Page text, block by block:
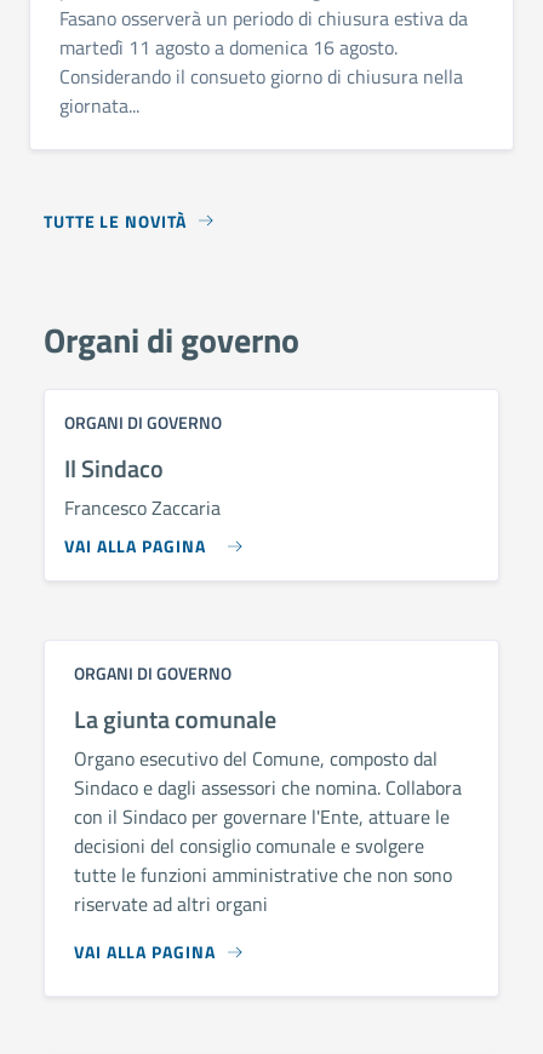
Fasano osserverà un periodo di chiusura estiva da
martedì 11 agosto a domenica 16 agosto.
Considerando il consueto giorno di chiusura nella
giornata...
TUTTE LE NOVITÀ
Organi di governo
ORGANI DI GOVERNO
Il Sindaco
Francesco Zaccaria
VAI ALLA PAGINA
ORGANI DI GOVERNO
La giunta comunale
Organo esecutivo del Comune, composto dal
Sindaco e dagli assessori che nomina. Collabora
con il Sindaco per governare l'Ente, attuare le
decisioni del consiglio comunale e svolgere
tutte le funzioni amministrative che non sono
riservate ad altri organi
VAI ALLA PAGINA